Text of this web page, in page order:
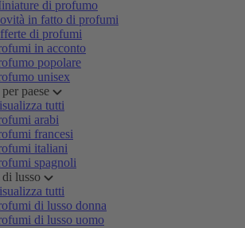
di profumo
in fatto di profumi
di profumi
in acconto
popolare
unisex
paese
tutti
arabi
francesi
italiani
spagnoli
lusso
tutti
di lusso donna
di lusso uomo